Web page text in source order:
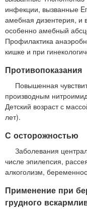
инфекции, вызванные
амебная дизентерия,
особенно амебный
Профилактика
кишке и при
Противопоказания
Повышенная
производным
Детский возраст с
лет).
С осторожностью
Заболевания
числе эпилепсия,
алкоголизм,
Применение при
грудного